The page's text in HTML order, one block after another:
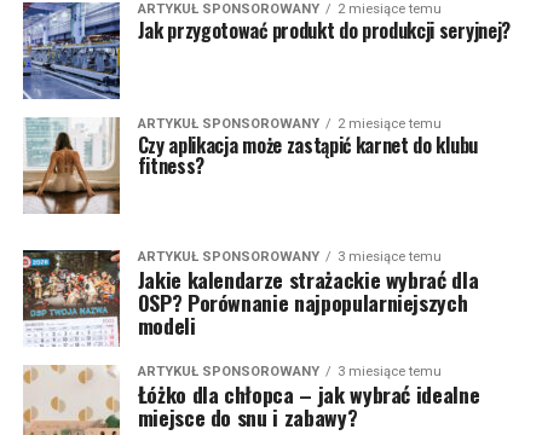
ARTYKUŁ SPONSOROWANY 2 miesiące temu
Jak przygotować produkt do produkcji seryjnej?
ARTYKUŁ SPONSOROWANY 2 miesiące temu
Czy aplikacja może zastąpić karnet do klubu
fitness?
ARTYKUŁ SPONSOROWANY 3 miesiące temu
Jakie kalendarze strażackie wybrać dla
OSP? Porównanie najpopularniejszych
modeli
ARTYKUŁ SPONSOROWANY 3 miesiące temu
Łóżko dla chłopca – jak wybrać idealne
miejsce do snu i zabawy?